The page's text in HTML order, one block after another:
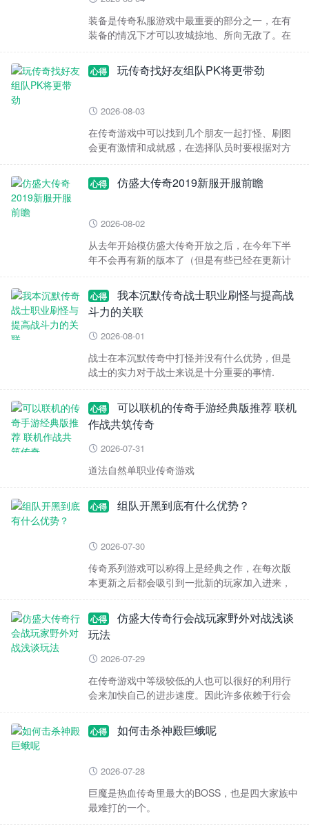
装备是传奇私服游戏中最重要的部分之一，在有
装备的情况下才可以攻城掠地、所向无敌了。在
是打怪爆出来的
心得 玩传奇找好友组队PK将更带劲
 2026-08-03
在传奇游戏中可以找到几个朋友一起打怪、刷图
会更有激情和成就感，在选择队员时要根据对方
更大的胜利几率
心得 仿盛大传奇2019新服开服前瞻
 2026-08-02
从去年开始模仿盛大传奇开放之后，在今年下半
年不会再有新的版本了（但是有些已经在更新计
一样，要先想到
心得
我本沉默传奇战士职业刷怪与提高战
斗力的关联
 2026-08-01
战士在本沉默传奇中打怪并没有什么优势，但是
战士的实力对于战士来说是十分重要的事情.
心得
可以联机的传奇手游经典版推荐 联机
作战共筑传奇
 2026-07-31
道法自然单职业传奇游戏
心得 组队开黑到底有什么优势？
 2026-07-30
传奇系列游戏可以称得上是经典之作，在每次版
本更新之后都会吸引到一批新的玩家加入进来，
不太了解的朋友
心得
仿盛大传奇行会战玩家野外对战浅谈
玩法
 2026-07-29
在传奇游戏中等级较低的人也可以很好的利用行
会来加快自己的进步速度。因此许多依赖于行会
一些野外战斗的
心得 如何击杀神殿巨蛾呢
 2026-07-28
巨魔是热血传奇里最大的BOSS，也是四大家族中
最难打的一个。